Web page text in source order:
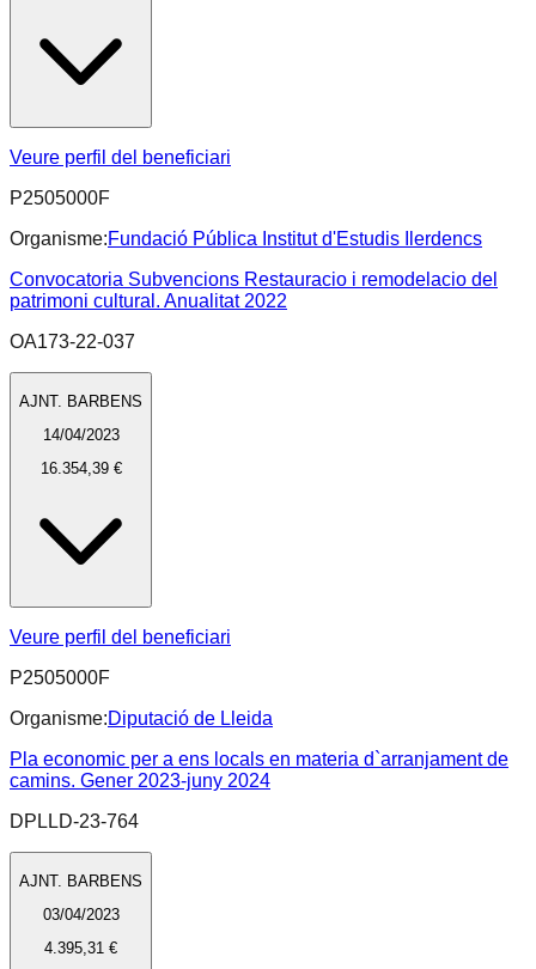
Veure perfil del beneficiari
P2505000F
Organisme:Fundació Pública Institut d'Estudis Ilerdencs
Convocatoria Subvencions Restauracio i remodelacio del
patrimoni cultural. Anualitat 2022
OA173-22-037
AJNT. BARBENS
14/04/2023
16.354,39 €
Veure perfil del beneficiari
P2505000F
Organisme:Diputació de Lleida
Pla economic per a ens locals en materia d`arranjament de
camins. Gener 2023-juny 2024
DPLLD-23-764
AJNT. BARBENS
03/04/2023
4.395,31 €